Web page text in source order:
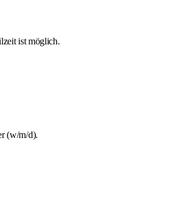
ist möglich.
(w/m/d).